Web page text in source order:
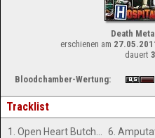
Death
erschienen am
dauert
Bloodchamber-Wertung:
Tracklist